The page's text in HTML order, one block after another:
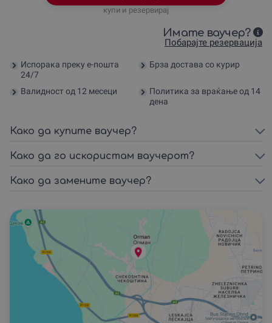
купи и резервирај
Имате ваучер?
Побарајте резервација
Испорака преку е-пошта
24/7
Брза достава со курир
Валидност од 12 месеци
Политика за враќање од 14
дена
Како да купите ваучер?
Како да го искористам ваучерот?
Како да замените ваучер?